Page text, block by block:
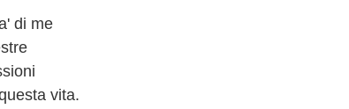
di me
vita.